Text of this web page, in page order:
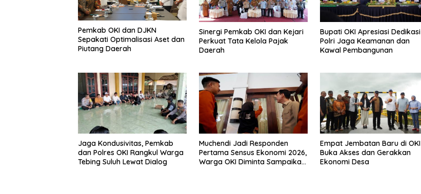
Pemkab OKI dan DJKN
Sepakati Optimalisasi Aset dan
Piutang Daerah
Sinergi Pemkab OKI dan Kejari
Perkuat Tata Kelola Pajak
Daerah
Bupati OKI Apresiasi Dedikasi
Polri Jaga Keamanan dan
Kawal Pembangunan
Jaga Kondusivitas, Pemkab
dan Polres OKI Rangkul Warga
Tebing Suluh Lewat Dialog
Muchendi Jadi Responden
Pertama Sensus Ekonomi 2026,
Warga OKI Diminta Sampaikan
Empat Jembatan Baru di OKI
Buka Akses dan Gerakkan
Ekonomi Desa